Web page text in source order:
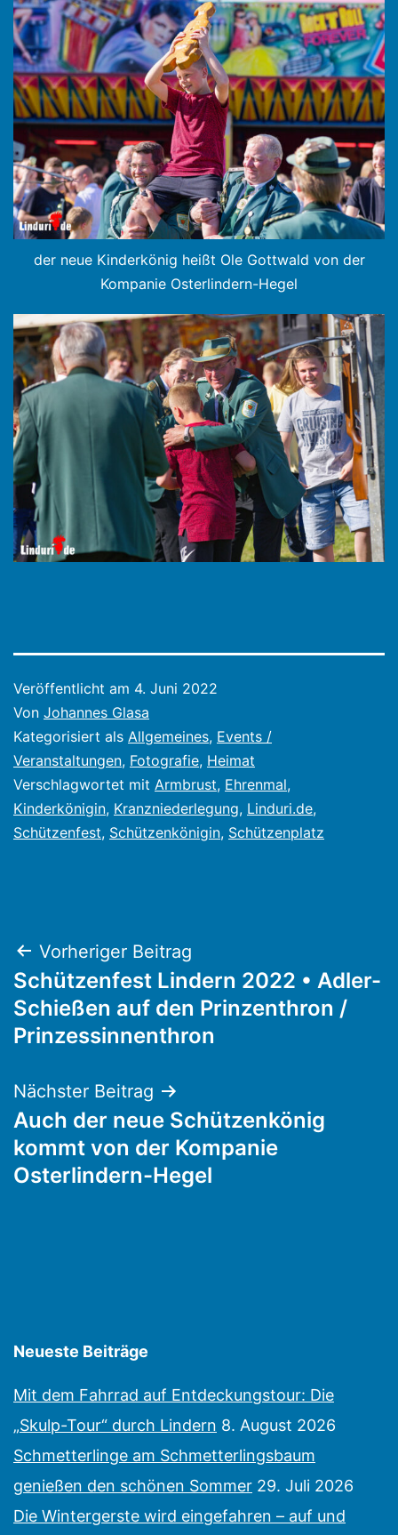
der neue Kinderkönig heißt Ole Gottwald von der
Kompanie Osterlindern-Hegel
Veröffentlicht am 4. Juni 2022
Von Johannes Glasa
Kategorisiert als Allgemeines, Events /
Veranstaltungen, Fotografie, Heimat
Verschlagwortet mit Armbrust, Ehrenmal,
Kinderkönigin, Kranzniederlegung, Linduri.de,
Schützenfest, Schützenkönigin, Schützenplatz
Beitragsnavigation
Vorheriger Beitrag
Schützenfest Lindern 2022 • Adler-
Schießen auf den Prinzenthron /
Prinzessinnenthron
Nächster Beitrag
Auch der neue Schützenkönig
kommt von der Kompanie
Osterlindern-Hegel
Neueste Beiträge
Mit dem Fahrrad auf Entdeckungstour: Die
„Skulp-Tour“ durch Lindern 8. August 2026
Schmetterlinge am Schmetterlingsbaum
genießen den schönen Sommer 29. Juli 2026
Die Wintergerste wird eingefahren – auf und